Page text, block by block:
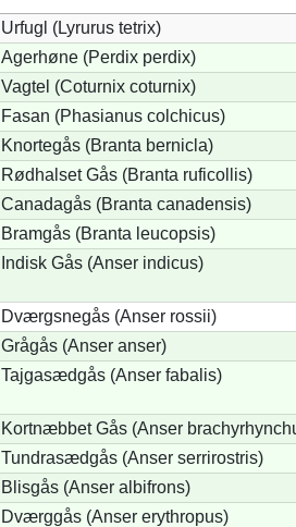
Urfugl (Lyrurus tetrix)
Agerhøne (Perdix perdix)
Vagtel (Coturnix coturnix)
Fasan (Phasianus colchicus)
Knortegås (Branta bernicla)
Rødhalset Gås (Branta ruficollis)
Canadagås (Branta canadensis)
Bramgås (Branta leucopsis)
Indisk Gås (Anser indicus)
Dværgsnegås (Anser rossii)
Grågås (Anser anser)
Tajgasædgås (Anser fabalis)
Kortnæbbet Gås (Anser
Tundrasædgås (Anser serrirostris)
Blisgås (Anser albifrons)
Dværggås (Anser erythropus)